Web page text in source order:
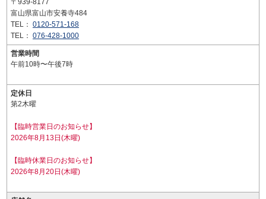
〒939-8177
富山県富山市安養寺484
TEL： 0120-571-168
TEL： 076-428-1000
営業時間
午前10時〜午後7時
定休日
第2木曜
【臨時営業日のお知らせ】
2026年8月13日(木曜)
【臨時休業日のお知らせ】
2026年8月20日(木曜)